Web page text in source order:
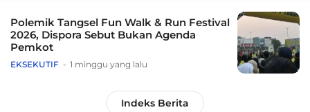
Polemik Tangsel Fun Walk & Run Festival
2026, Dispora Sebut Bukan Agenda
Pemkot
EKSEKUTIF 1 minggu yang lalu
Indeks Berita